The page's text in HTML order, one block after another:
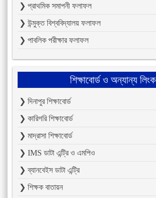
❯ প্রাথমিক সমাপনী ফলাফল
❯ উন্মুক্ত বিশ্ববিদ্যালয় ফলাফল
❯ পাবলিক পরীক্ষার ফলাফল
শিক্ষাবোর্ড ও অন্যান্য লিংক
❯ দিনাপুর শিক্ষাবোর্ড
❯ কারিগরি শিক্ষাবোর্ড
❯ মাদ্রাসা শিক্ষাবোর্ড
❯ IMS ডাটা এন্ট্রি ও এমপিও
❯ ব্যানবেইস ডাটা এন্ট্রি
❯ শিক্ষক বাতায়ন